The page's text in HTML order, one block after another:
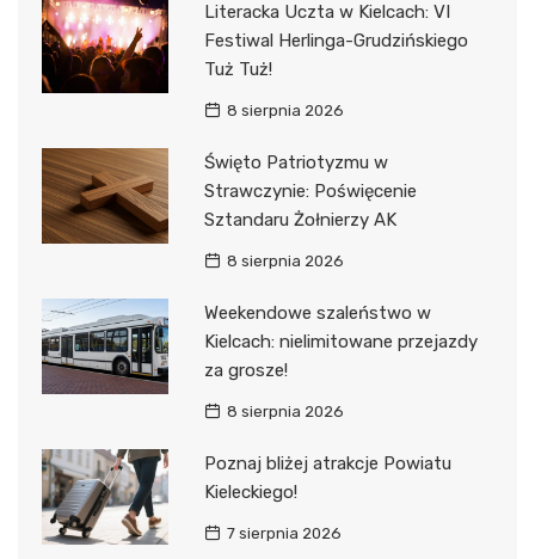
Literacka Uczta w Kielcach: VI
Festiwal Herlinga-Grudzińskiego
Tuż Tuż!
8 sierpnia 2026
Święto Patriotyzmu w
Strawczynie: Poświęcenie
Sztandaru Żołnierzy AK
8 sierpnia 2026
Weekendowe szaleństwo w
Kielcach: nielimitowane przejazdy
za grosze!
8 sierpnia 2026
Poznaj bliżej atrakcje Powiatu
Kieleckiego!
7 sierpnia 2026